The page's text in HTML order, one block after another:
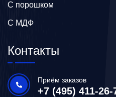
С порошком
С МДФ
Контакты
Приём заказов
+7 (495) 411-26-